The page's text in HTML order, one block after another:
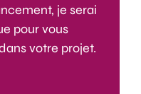
je serai
pour vous
votre projet.